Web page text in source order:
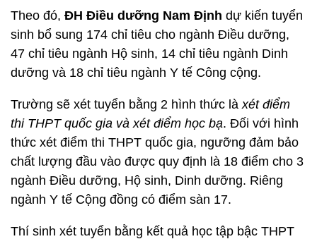
Theo đó, ĐH Điều dưỡng Nam Định dự kiến tuyển
sinh bổ sung 174 chỉ tiêu cho ngành Điều dưỡng,
47 chỉ tiêu ngành Hộ sinh, 14 chỉ tiêu ngành Dinh
dưỡng và 18 chỉ tiêu ngành Y tế Công cộng.
Trường sẽ xét tuyển bằng 2 hình thức làxét điểm
thi THPT quốc gia và xét điểm học bạ. Đối với hình
thức xét điểm thi THPT quốc gia, ngưỡng đảm bảo
chất lượng đầu vào được quy định là 18 điểm cho 3
ngành Điều dưỡng, Hộ sinh, Dinh dưỡng. Riêng
ngành Y tế Cộng đồng có điểm sàn 17.
Thí sinh xét tuyển bằng kết quả học tập bậc THPT